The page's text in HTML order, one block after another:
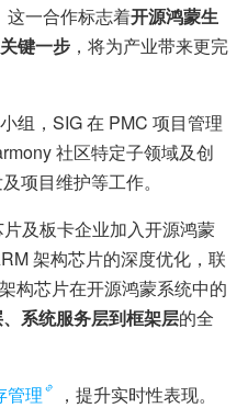
这一合作标志着开源鸿蒙生
键一步 ，将为产业带来更完
组，SIG 在 PMC 项目管理
社区特定子领域及创
项目维护等工作。
及板卡企业加入开源鸿蒙
架构芯片的深度优化，联
构芯片在开源鸿蒙系统中的
系统服务层到框架层的全
管理
，提升实时性表现。